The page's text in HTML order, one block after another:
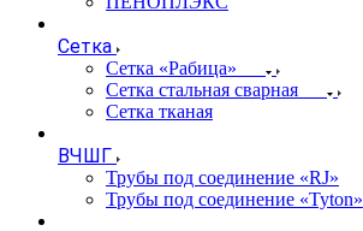
Сетка
Сетка «Рабица»
Сетка стальная сварная
Сетка тканая
ВЧШГ
Трубы под соединение «RJ»
Трубы под соединение «Tyton»